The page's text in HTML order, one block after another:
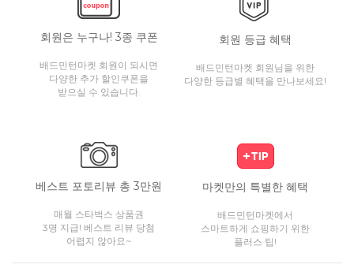
회원은 누구나! 3종 쿠폰
배드민턴마켓 회원이 되시면
다양한 추가 할인쿠폰을
받으실 수 있습니다.
회원 등급 혜택
배드민턴마켓 회원님을 위한
다양한 등급별 혜택을 만나보세요!
베스트 포토리뷰 총 3만원
매월 스타벅스 상품권
3명 지급! 베스트 리뷰 당첨
어렵지 않아요~
마켓만의 특별한 혜택
배드민턴마켓에서
스마트하게 쇼핑하기 위한
플러스 팁!